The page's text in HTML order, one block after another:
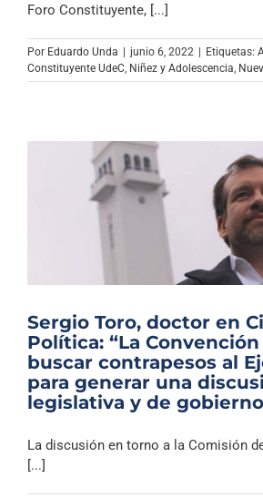
Foro Constituyente, [...]
Por Eduardo Unda | junio 6, 2022 | Etiquetas:
Constituyente UdeC Niñez y Adolescencia
Sergio Toro, doctor en
Política: “La
buscar contrapesos al
para generar una
legislativa y de
La discusión en torno a la Comisión
[...]